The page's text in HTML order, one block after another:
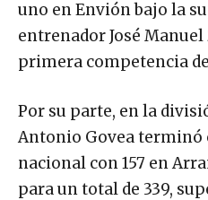
uno en Envión bajo la
entrenador José Manuel
primera competencia
Por su parte, en la
Antonio Govea terminó
nacional con 157 en
para un total de 339,